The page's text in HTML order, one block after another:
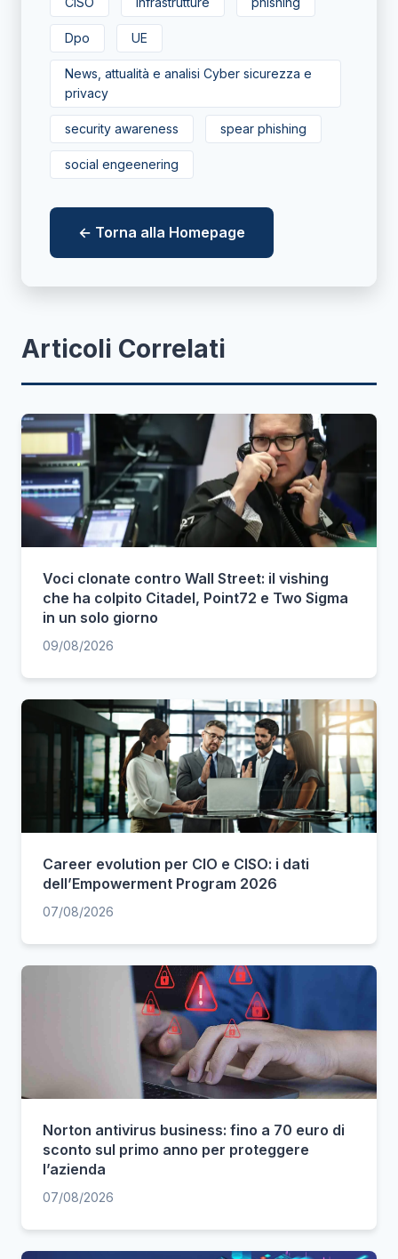
Dpo UE
News, attualità e analisi Cyber sicurezza e
privacy
security awareness spear phishing
social engeenering
← Torna alla Homepage
Articoli Correlati
Voci clonate contro Wall Street: il vishing
che ha colpito Citadel, Point72 e Two Sigma
in un solo giorno
09/08/2026
Career evolution per CIO e CISO: i dati
dell’Empowerment Program 2026
07/08/2026
Norton antivirus business: fino a 70 euro di
sconto sul primo anno per proteggere
l’azienda
07/08/2026